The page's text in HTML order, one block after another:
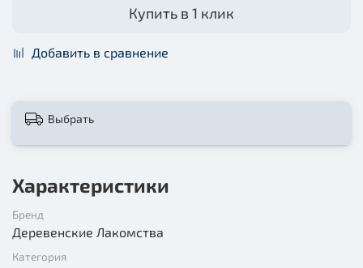
Купить в 1 клик
Добавить в сравнение
Выбрать
Характеристики
Бренд
Деревенские Лакомства
Категория